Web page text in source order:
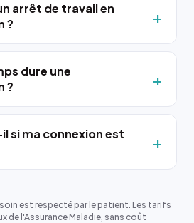
arrêt de travail en
?
dure une
?
si ma connexion est
est respecté par le patient. Les tarifs
de l'Assurance Maladie, sans coût